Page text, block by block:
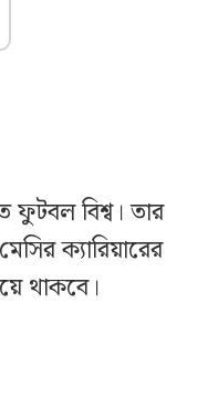
ফুটবল বিশ্ব। তার
ক্যারিয়ারের
থাকবে।